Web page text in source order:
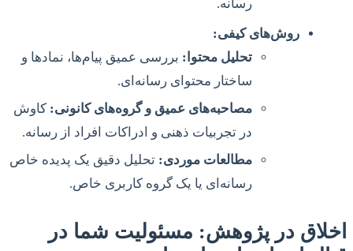
رسانه.
روش‌های کیفی:
تحلیل محتوا: بررسی عمیق پیام‌ها، نمادها و
ساختار محتوای رسانه‌ای.
مصاحبه‌های عمیق و گروه‌های کانونی: کاوش
در تجربیات ذهنی و ادراکات افراد از رسانه.
مطالعات موردی: تحلیل دقیق یک پدیده خاص
رسانه‌ای یا یک گروه کاربری خاص.
اخلاق در پژوهش: مسئولیت شما در